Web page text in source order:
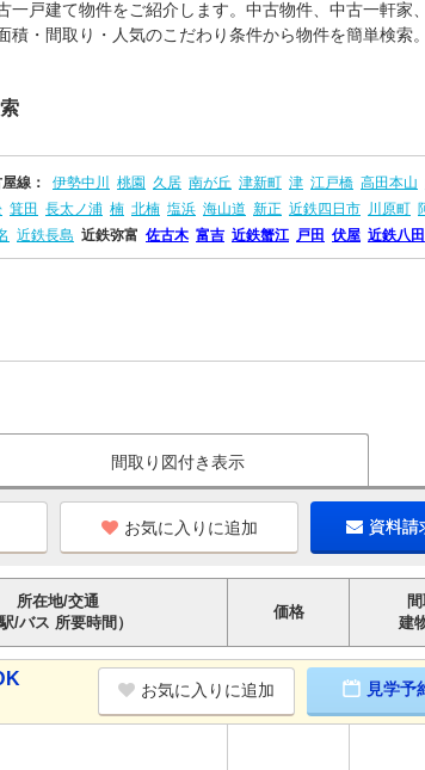
戸建て物件をご紹介します。中古物件、中古一軒家
・間取り・人気のこだわり条件から物件を簡単検索
線： 伊勢中川 桃園 久居 南が丘 津新町 津 江戸橋 高田本山
箕田 長太ノ浦 楠 北楠 塩浜 海山道 新正 近鉄四日市 川原町
近鉄長島 近鉄弥富 佐古木 富吉 近鉄蟹江 戸田 伏屋 近鉄八田
間取り図付き表示
お気に入りに追加 資料請
所在地/交通
駅/バス 所要時間）
価格
建
お気に入りに追加 見学予